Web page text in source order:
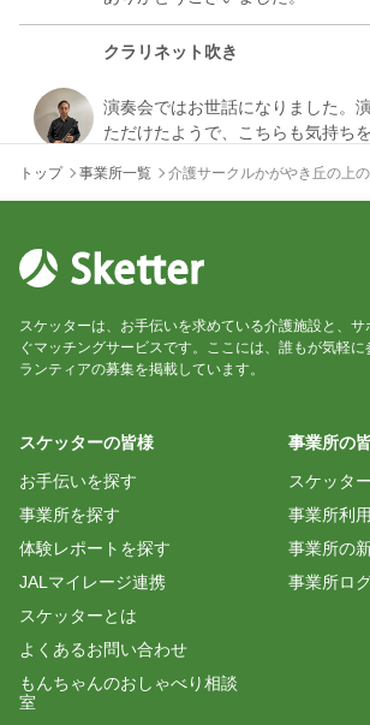
クラリネット吹き
演奏会ではお世話になりました。
ただけたようで、こちらも気持ち
スタッフの皆さまが親切にしてく
演奏しやすいようにご配慮もくだ
もやりやすかったです。
楽しいひと時でした。利用者さん
いて歌って下さったので演奏し易
ゆう
トップ 事業所一覧 介護サークルかがやき丘の上
スケッターは、お手伝いを求めている介護施設と、
ぐマッチングサービスです。ここには、誰もが気軽
ランティアの募集を掲載しています。
スケッターの皆様
お手伝いを探す
事業所を探す
体験レポートを探す
JALマイレージ連携
スケッターとは
よくあるお問い合わせ
もんちゃんのおしゃべり相談
室
事業所の
スケッタ
事業所利
事業所の
事業所ロ